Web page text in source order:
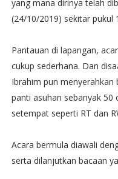
yang mana dirinya telah
(24/10/2019) sekitar pukul
Pantauan di lapangan,
cukup sederhana. Dan
Ibrahim pun
panti asuhan sebanyak 50
setempat seperti RT dan
Acara bermula diawali
serta dilanjutkan bacaan